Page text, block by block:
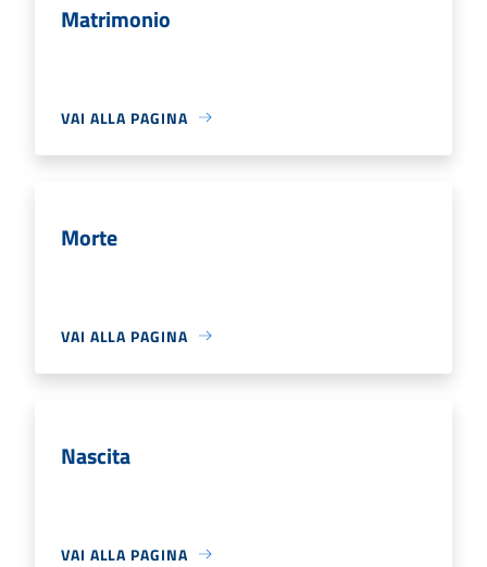
Matrimonio
VAI ALLA PAGINA
Morte
VAI ALLA PAGINA
Nascita
VAI ALLA PAGINA